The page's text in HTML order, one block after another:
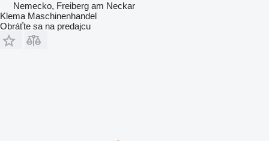
Nemecko, Freiberg am Neckar
Klema Maschinenhandel
Obráťte sa na predajcu